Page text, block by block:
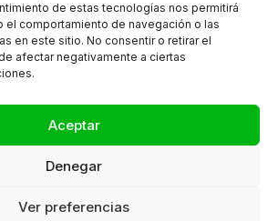
de estas tecnologías nos permitirá
el comportamiento de navegación o las
en este sitio. No consentir o retirar el
afectar negativamente a ciertas
Aceptar
Denegar
Ver preferencias
Compare
Remove all products